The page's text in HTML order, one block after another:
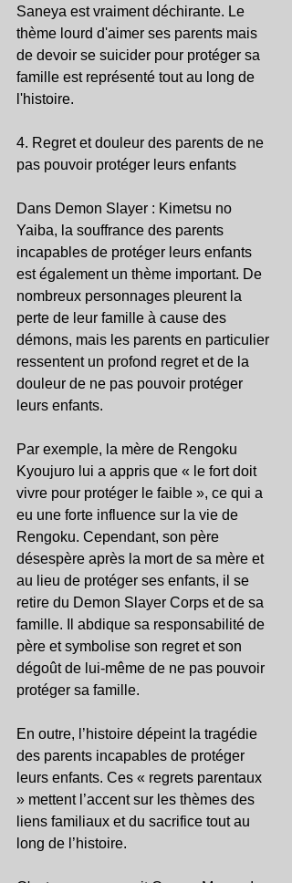
Saneya est vraiment déchirante. Le
thème lourd d'aimer ses parents mais
de devoir se suicider pour protéger sa
famille est représenté tout au long de
l'histoire.
4. Regret et douleur des parents de ne
pas pouvoir protéger leurs enfants
Dans Demon Slayer : Kimetsu no
Yaiba, la souffrance des parents
incapables de protéger leurs enfants
est également un thème important. De
nombreux personnages pleurent la
perte de leur famille à cause des
démons, mais les parents en particulier
ressentent un profond regret et de la
douleur de ne pas pouvoir protéger
leurs enfants.
Par exemple, la mère de Rengoku
Kyoujuro lui a appris que « le fort doit
vivre pour protéger le faible », ce qui a
eu une forte influence sur la vie de
Rengoku. Cependant, son père
désespère après la mort de sa mère et
au lieu de protéger ses enfants, il se
retire du Demon Slayer Corps et de sa
famille. Il abdique sa responsabilité de
père et symbolise son regret et son
dégoût de lui-même de ne pas pouvoir
protéger sa famille.
En outre, l’histoire dépeint la tragédie
des parents incapables de protéger
leurs enfants. Ces « regrets parentaux
» mettent l’accent sur les thèmes des
liens familiaux et du sacrifice tout au
long de l’histoire.